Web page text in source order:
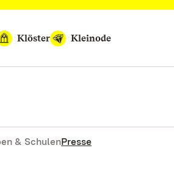
Klöster Kleinode
& SchulenPresse